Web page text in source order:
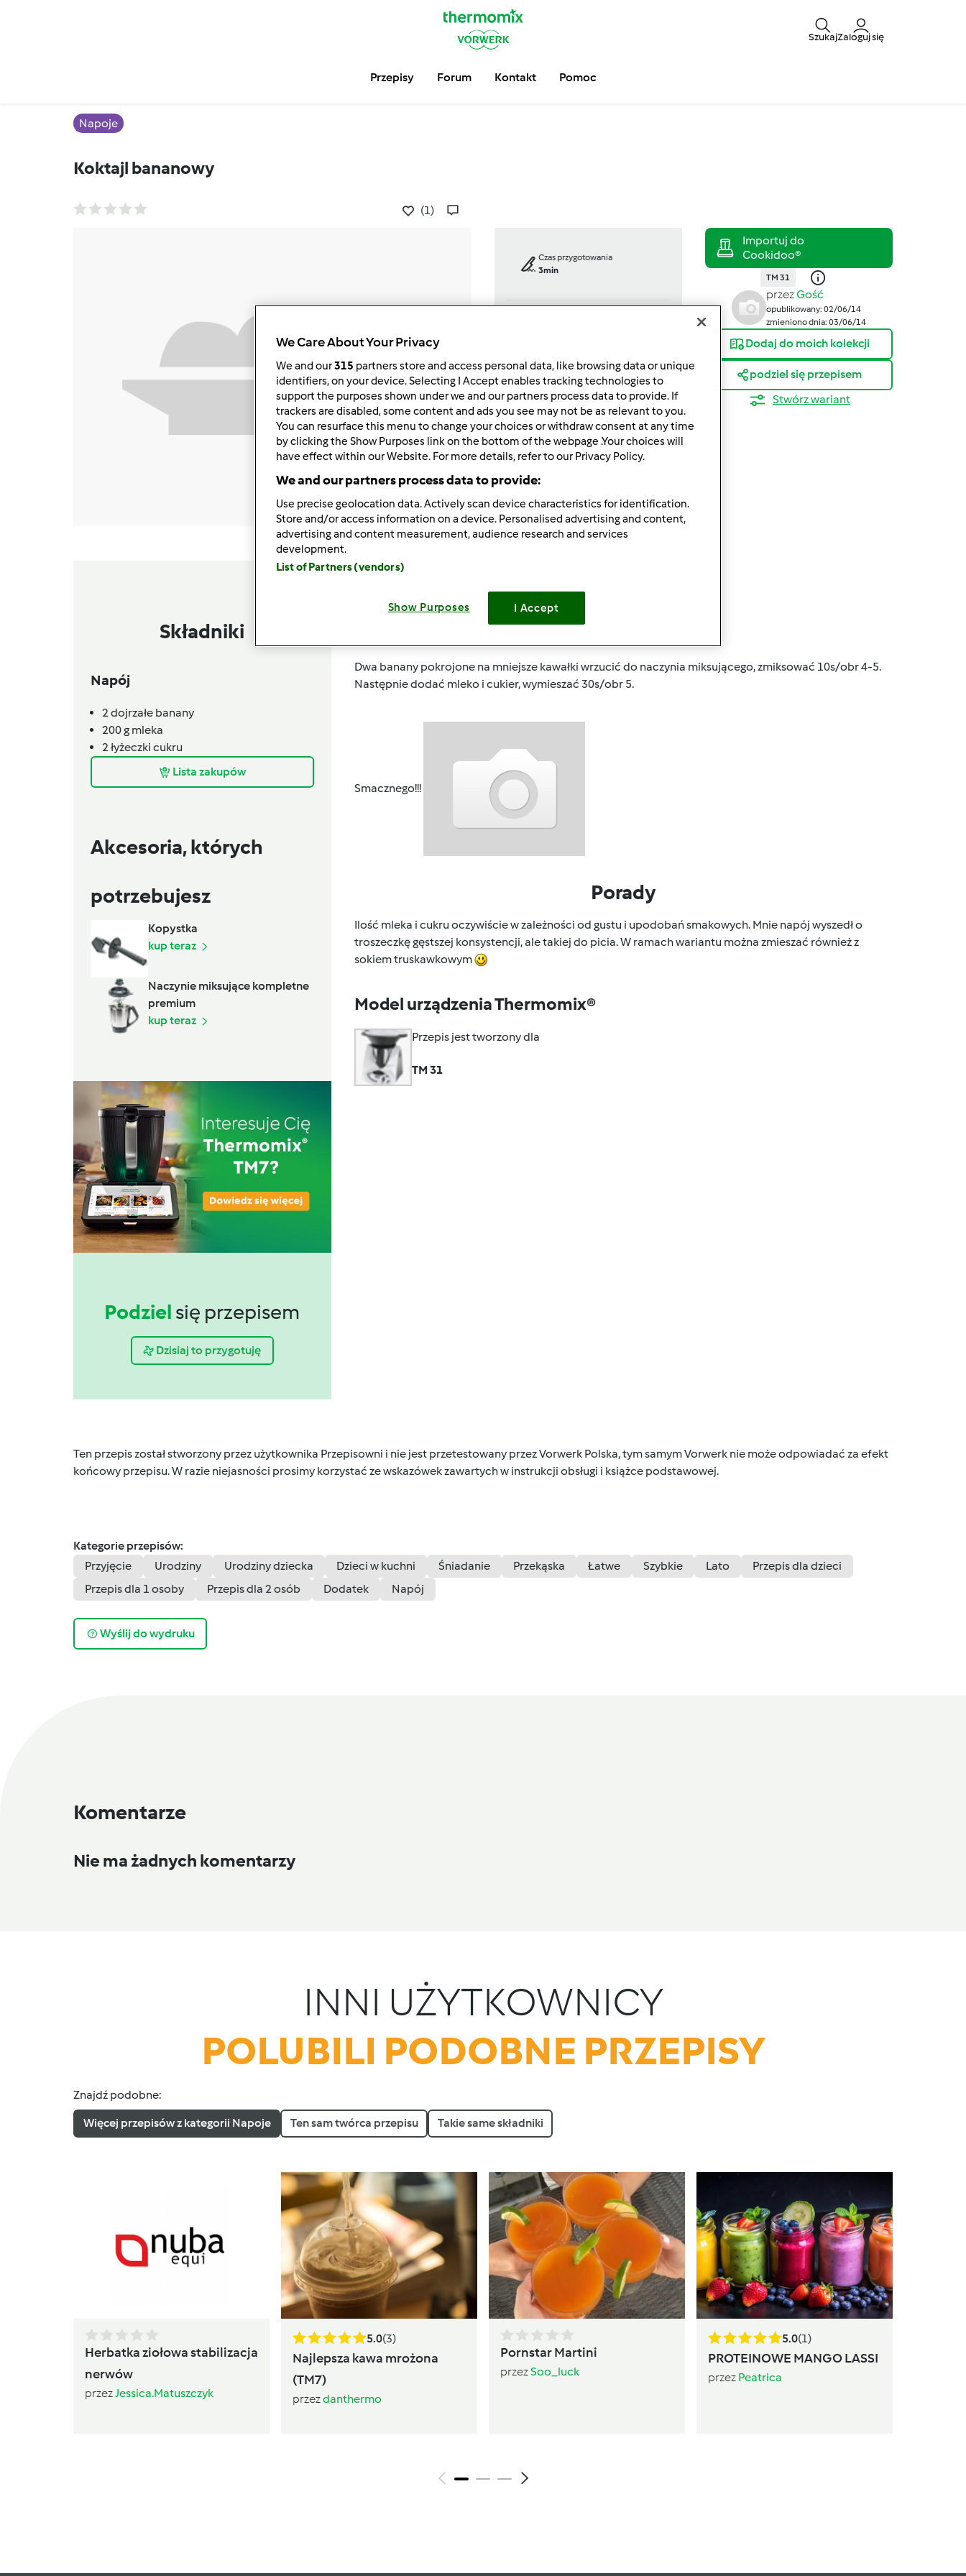
SzukajZaloguj się
Przepisy Forum Kontakt Pomoc
Napoje
Koktajl bananowy
(1)
Czas przygotowania
3min
porcja/porcje/porcji
2 osoba/osoby
TM 31
przezGość
opublikowany: 02/06/14
zmieniono dnia: 03/06/14
Dodaj do moich kolekcji
podziel się przepisem
Stwórz wariant
Składniki
Napój
2 dojrzałe banany
200g mleka
2 łyżeczki cukru
Lista zakupów
Akcesoria, których
potrzebujesz
Kopystka
kup teraz
Naczynie miksujące kompletne
premium
kup teraz
Podziel się przepisem
Dzisiaj to przygotuję
Dwa banany pokrojone na mniejsze kawałki wrzucić do naczynia miksującego, zmiksować 10s/obr 4-5.
Następnie dodać mleko i cukier, wymieszać 30s/obr 5.
Smacznego!!!
Porady
Ilość mleka i cukru oczywiście w zależności od gustu i upodobań smakowych. Mnie napój wyszedł o
troszeczkę gęstszej konsystencji, ale takiej do picia. W ramach wariantu można zmieszać również z
sokiem truskawkowym
Model urządzenia Thermomix®
Przepis jest tworzony dla
TM 31
Ten przepis został stworzony przez użytkownika Przepisowni i nie jest przetestowany przez Vorwerk Polska, tym samym Vorwerk nie może odpowiadać za efekt
końcowy przepisu. W razie niejasności prosimy korzystać ze wskazówek zawartych w instrukcji obsługi i książce podstawowej.
Kategorie przepisów:
Przyjęcie
Urodziny Urodziny dziecka Dzieci w kuchni Śniadanie Przekąska Łatwe Szybkie Lato
Przepis dla dzieci
Przepis dla 1 osoby
Przepis dla 2 osób Dodatek Napój
Wyślij do wydruku
Komentarze
Nie ma żadnych komentarzy
INNI UŻYTKOWNICY
POLUBILI PODOBNE PRZEPISY
Znajdź podobne:
Więcej przepisów z kategorii Napoje Ten sam twórca przepisu Takie same składniki
Herbatka ziołowa stabilizacja
nerwów
przezJessica.Matuszczyk
5.0(3)
Najlepsza kawa mrożona
(TM7)
przezdanthermo
Pornstar Martini
przezSoo_luck
5.0(1)
PROTEINOWE MANGO LASSI
przez Peatrica
We Care About Your Privacy
We and our315 partners store and access personal data, like browsing data or unique
identifiers, on your device. Selecting I Accept enables tracking technologies to
support the purposes shown under we and our partners process data to provide. If
trackers are disabled, some content and ads you see may not be as relevant to you.
You can resurface this menu to change your choices or withdraw consent at any time
by clicking the Show Purposes link on the bottom of the webpage .Your choices will
have effect within our Website. For more details, refer to our Privacy Policy.
We and our partners process data to provide:
Use precise geolocation data. Actively scan device characteristics for identification.
Store and/or access information on a device. Personalised advertising and content,
advertising and content measurement, audience research and services
development.
List of Partners (vendors)
Show Purposes I Accept